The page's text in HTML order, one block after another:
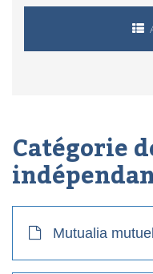
Catégorie
Mutualia